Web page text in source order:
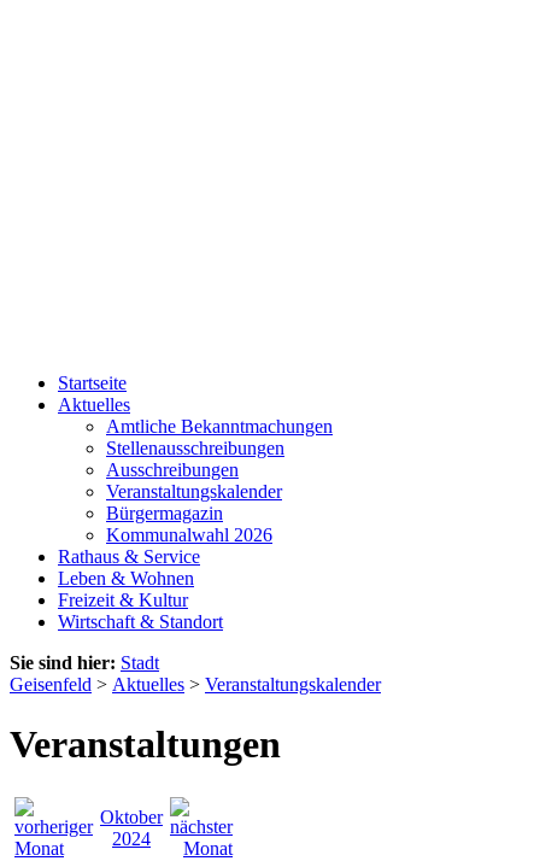
Startseite
Aktuelles
Amtliche Bekanntmachungen
Stellenausschreibungen
Ausschreibungen
Veranstaltungskalender
Bürgermagazin
Kommunalwahl 2026
Rathaus & Service
Leben & Wohnen
Freizeit & Kultur
Wirtschaft & Standort
Sie sind hier: Stadt
Geisenfeld > Aktuelles > Veranstaltungskalender
Veranstaltungen
Oktober
2024